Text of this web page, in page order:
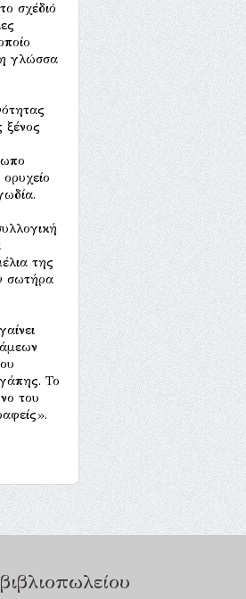
σχέδιό
γλώσσα
ξένος
της
σωτήρα
Το
του